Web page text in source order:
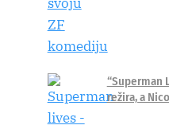
“Superman
režira, a